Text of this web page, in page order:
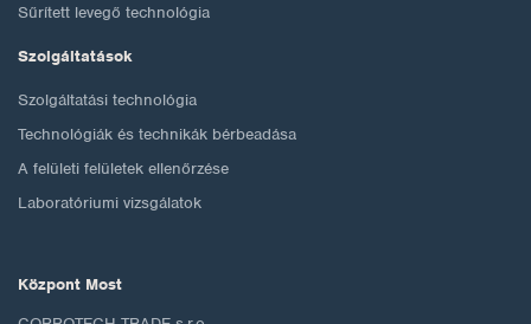
Sűrített levegő technológia
Szolgáltatások
Szolgáltatási technológia
Technológiák és technikák bérbeadása
A felületi felületek ellenőrzése
Laboratóriumi vizsgálatok
Központ Most